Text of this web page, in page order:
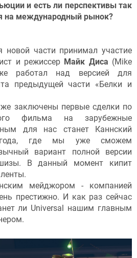
и есть ли перспективы так
на международный рынок?
новой части принимал участие
и режиссер Майк Диса (Mike
работал над версией для
предыдущей части «Белки и
заключены первые сделки по
фильма на зарубежные
для нас станет Каннский
года, где мы уже сможем
вариант полной версии
В данный момент кипит
мейджором - компанией
престижно. И как раз сейчас
ли Universal нашим главным